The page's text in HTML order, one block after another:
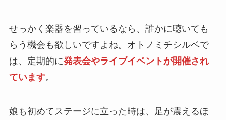
せっかく楽器を習っているなら、誰かに聴いても
らう機会も欲しいですよね。オトノミチシルベで
は、定期的に発表会やライブイベントが開催され
ています。
娘も初めてステージに立った時は、足が震えるほ